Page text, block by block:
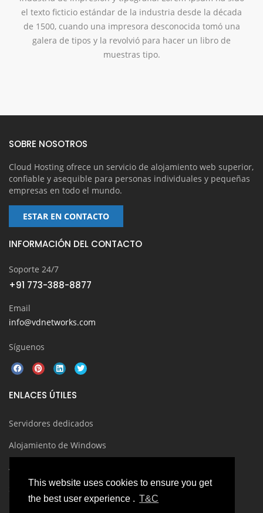
This website uses cookies to ensure you get
the best user experience . T&C
el texto ficticio estándar de la industria desde la década
de 1500, cuando una impresora desconocida tomó una
galera de tipos y la revolvió para hacer un libro de
muestras tipo.
SOBRE NOSOTROS
Cloud Hosting ofrece un servicio de alojamiento web superior,
confiable y asequible para personas individuales y pequeñas
empresas en todo el mundo.
ESTAR EN CONTACTO
INFORMACIÓN DEL CONTACTO
Soporte 24/7
+91 773-388-8877
Email
info@vdnetworks.com
Síguenos
ENLACES ÚTILES
Servidores dedicados
Alojamiento de Windows
Alojamiento en la nube
Servidores linux